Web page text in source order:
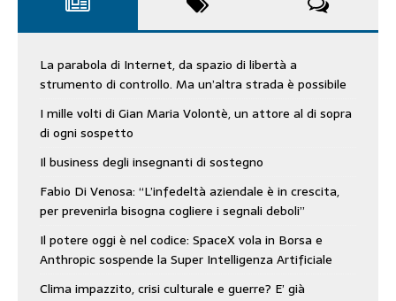
La parabola di Internet, da spazio di libertà a
strumento di controllo. Ma un’altra strada è possibile
I mille volti di Gian Maria Volontè, un attore al di sopra
di ogni sospetto
Il business degli insegnanti di sostegno
Fabio Di Venosa: “L’infedeltà aziendale è in crescita,
per prevenirla bisogna cogliere i segnali deboli”
Il potere oggi è nel codice: SpaceX vola in Borsa e
Anthropic sospende la Super Intelligenza Artificiale
Clima impazzito, crisi culturale e guerre? E’ già